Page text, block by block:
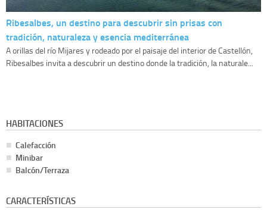
Ribesalbes, un destino para descubrir sin prisas con
tradición, naturaleza y esencia mediterránea
A orillas del río Mijares y rodeado por el paisaje del interior de Castellón,
Ribesalbes invita a descubrir un destino donde la tradición, la naturale...
HABITACIONES
Calefacción
Minibar
Balcón/Terraza
CARACTERÍSTICAS